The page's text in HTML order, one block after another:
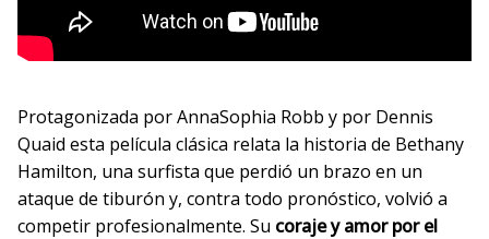
Protagonizada por AnnaSophia Robb y por Dennis
Quaid esta película clásica relata la historia de Bethany
Hamilton, una surfista que perdió un brazo en un
ataque de tiburón y, contra todo pronóstico, volvió a
competir profesionalmente. Su coraje y amor por el